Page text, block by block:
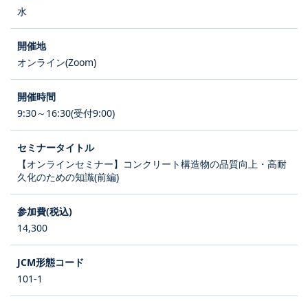
水
オンライン(Zoom)
9:30～16:30(受付9:00)
【オンラインセミナー】コンクリート構造物の品質向上・高耐
久化のための知識(前編)
14,300
101-1